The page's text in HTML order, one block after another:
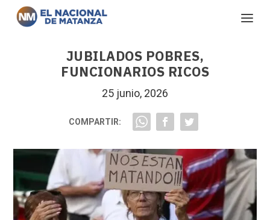
JUBILADOS POBRES,
FUNCIONARIOS RICOS
25 junio, 2026
COMPARTIR: